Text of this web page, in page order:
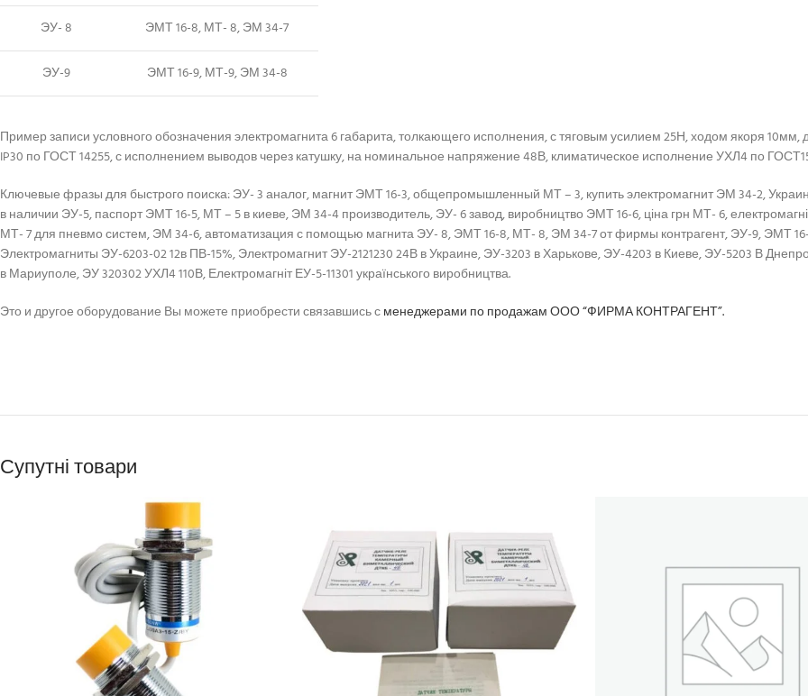
ЭУ- 8 ЭМТ 16-8, МТ- 8, ЭМ 34-7
ЭУ-9 ЭМТ 16-9, МТ-9, ЭМ 34-8
Пример записи условного обозначения электромагнита 6 габарита, толкающего исполнения, с тяговым усилием 25Н, ходом якоря
IP30 по ГОСТ 14255, с исполнением выводов через катушку, на номинальное напряжение 48В, климатическое исполнение УХЛ4 по
Ключевые фразы для быстрого поиска: ЭУ- 3 аналог, магнит ЭМТ 16-3, общепромышленный МТ – 3, купить электромагнит ЭМ 34-2,
в наличии ЭУ-5, паспорт ЭМТ 16-5, МТ – 5 в киеве, ЭМ 34-4 производитель, ЭУ- 6 завод, виробництво ЭМТ 16-6, ціна грн МТ- 6,
МТ- 7 для пневмо систем, ЭМ 34-6, автоматизация с помощью магнита ЭУ- 8, ЭМТ 16-8, МТ- 8, ЭМ 34-7 от фирмы контрагент, ЭУ-9, ЭМТ
Электромагниты ЭУ-6203-02 12в ПВ-15%, Электромагнит ЭУ-2121230 24В в Украине, ЭУ-3203 в Харькове, ЭУ-4203 в Киеве, ЭУ-5203 В
в Мариуполе, ЭУ 320302 УХЛ4 110В, Електромагніт ЕУ-5-11301 українського виробництва.
Это и другое оборудование Вы можете приобрести связавшись сменеджерами по продажам ООО “ФИРМА КОНТРАГЕНТ”.
Супутні товари